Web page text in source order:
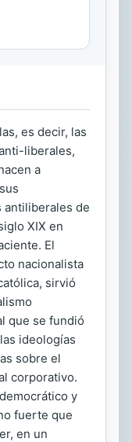
es decir, las
liberales,
a
antiliberales de
XIX en
El
nacionalista
sirvió
que se fundió
ideologías
sobre el
corporativo.
y
fuerte que
en un